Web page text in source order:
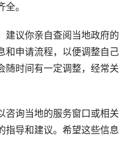
。
建议你亲自查阅当地政府的
和申请流程，以便调整自己
随时间有一定调整，经常关
咨询当地的服务窗口或相关
指导和建议。希望这些信息